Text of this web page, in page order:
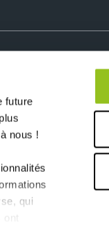
future
nous !
qui